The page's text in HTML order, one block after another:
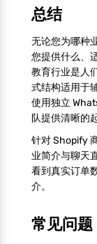
总结
无论您为哪种
您提供什么、
教育行业是人
式结构适用于
使用独立
队提供清晰的
针对 Shopify
业简介与聊天
看到真实订单
介。
常见问题